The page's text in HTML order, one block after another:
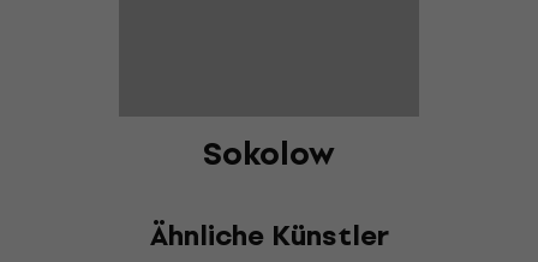
Sokolow
Ähnliche Künstler